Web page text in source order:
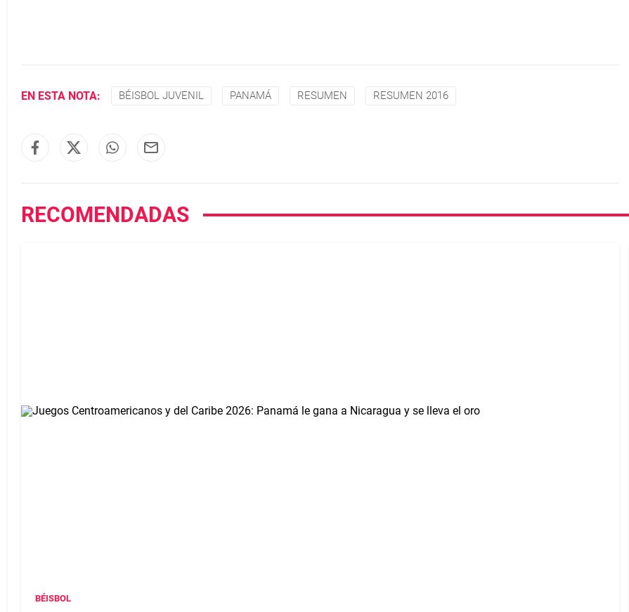
EN ESTA NOTA: BÉISBOL JUVENIL PANAMÁ RESUMEN RESUMEN 2016
RECOMENDADAS
BÉISBOL